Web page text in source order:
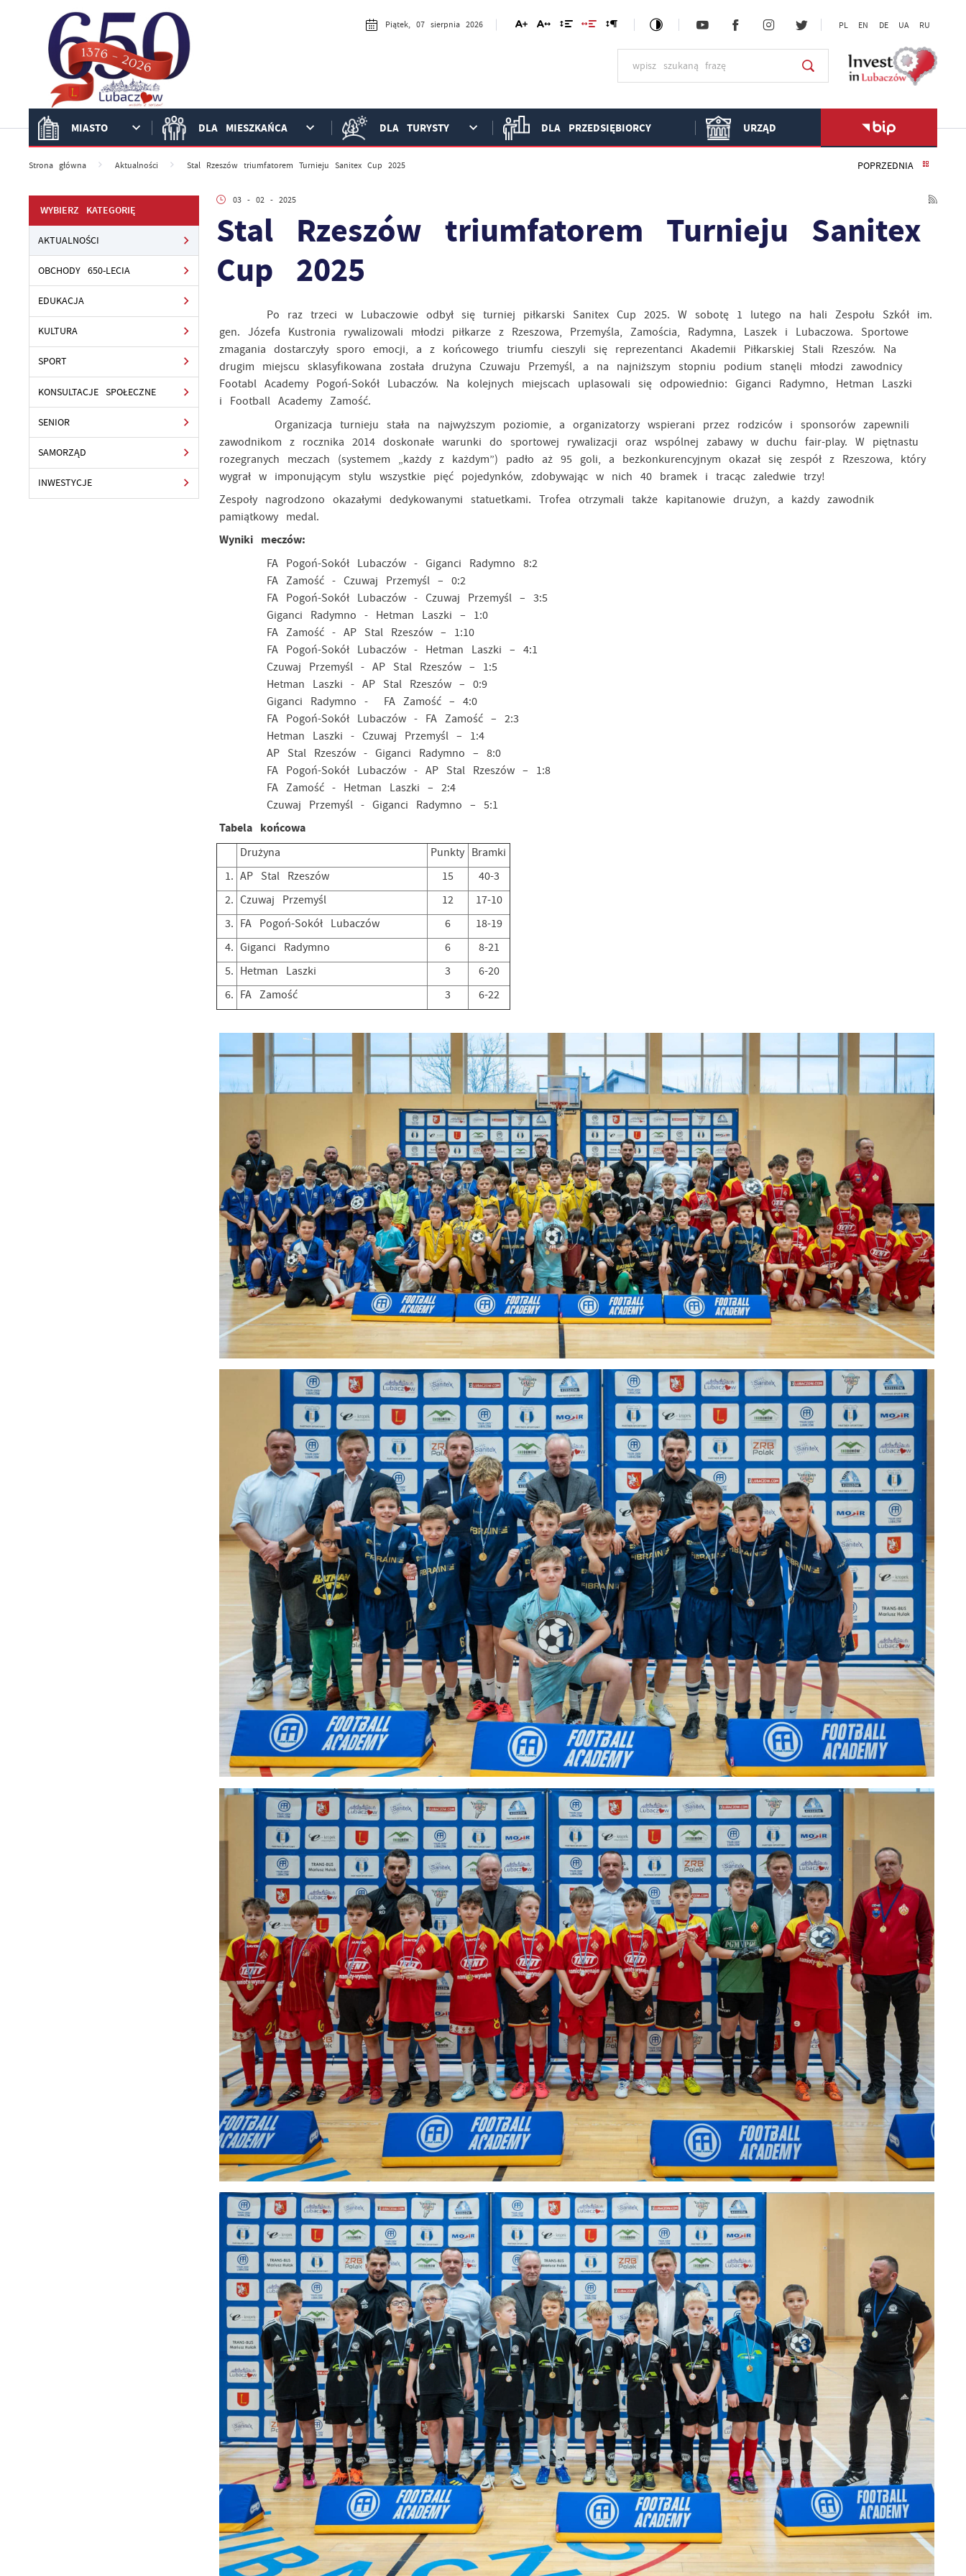
Piątek, 07 sierpnia 2026 PL EN DE UA RU
MIASTO DLA MIESZKAŃCA DLA TURYSTY DLA PRZEDSIĘBIORCY URZĄD
Strona główna Aktualności Stal Rzeszów triumfatorem Turnieju Sanitex Cup 2025 POPRZEDNIA
WYBIERZ KATEGORIĘ
AKTUALNOŚCI
OBCHODY 650-LECIA
EDUKACJA
KULTURA
SPORT
KONSULTACJE SPOŁECZNE
SENIOR
SAMORZĄD
INWESTYCJE
03 - 02 - 2025
Stal Rzeszów triumfatorem Turnieju Sanitex
Cup 2025
Po raz trzeci w Lubaczowie odbył się turniej piłkarski Sanitex Cup 2025. W sobotę 1 lutego na hali Zespołu Szkół im.
gen. Józefa Kustronia rywalizowali młodzi piłkarze z Rzeszowa, Przemyśla, Zamościa, Radymna, Laszek i Lubaczowa. Sportowe
zmagania dostarczyły sporo emocji, a z końcowego triumfu cieszyli się reprezentanci Akademii Piłkarskiej Stali Rzeszów. Na
drugim miejscu sklasyfikowana została drużyna Czuwaju Przemyśl, a na najniższym stopniu podium stanęli młodzi zawodnicy
Footabl Academy Pogoń-Sokół Lubaczów. Na kolejnych miejscach uplasowali się odpowiednio: Giganci Radymno, Hetman Laszki
i Football Academy Zamość.
Organizacja turnieju stała na najwyższym poziomie, a organizatorzy wspierani przez rodziców i sponsorów zapewnili
zawodnikom z rocznika 2014 doskonałe warunki do sportowej rywalizacji oraz wspólnej zabawy w duchu fair-play. W piętnastu
rozegranych meczach (systemem „każdy z każdym”) padło aż 95 goli, a bezkonkurencyjnym okazał się zespół z Rzeszowa, który
wygrał w imponującym stylu wszystkie pięć pojedynków, zdobywając w nich 40 bramek i tracąc zaledwie trzy!
Zespoły nagrodzono okazałymi dedykowanymi statuetkami. Trofea otrzymali także kapitanowie drużyn, a każdy zawodnik
pamiątkowy medal.
Wyniki meczów:
FA Pogoń-Sokół Lubaczów - Giganci Radymno 8:2
FA Zamość - Czuwaj Przemyśl – 0:2
FA Pogoń-Sokół Lubaczów - Czuwaj Przemyśl – 3:5
Giganci Radymno - Hetman Laszki – 1:0
FA Zamość - AP Stal Rzeszów – 1:10
FA Pogoń-Sokół Lubaczów - Hetman Laszki – 4:1
Czuwaj Przemyśl - AP Stal Rzeszów – 1:5
Hetman Laszki - AP Stal Rzeszów – 0:9
Giganci Radymno - FA Zamość – 4:0
FA Pogoń-Sokół Lubaczów - FA Zamość – 2:3
Hetman Laszki - Czuwaj Przemyśl – 1:4
AP Stal Rzeszów - Giganci Radymno – 8:0
FA Pogoń-Sokół Lubaczów - AP Stal Rzeszów – 1:8
FA Zamość - Hetman Laszki – 2:4
Czuwaj Przemyśl - Giganci Radymno – 5:1
Tabela końcowa
Drużyna Punkty Bramki
1. AP Stal Rzeszów 15
40-3
2. Czuwaj Przemyśl 12
17-10
3. FA Pogoń-Sokół Lubaczów 6
18-19
4. Giganci Radymno 6
8-21
5. Hetman Laszki 3
6-20
6. FA Zamość 3 6-22